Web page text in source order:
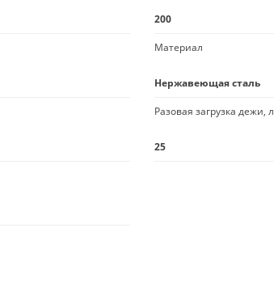
200
Материал
Нержавеющая сталь
Разовая загрузка дежи, л
25